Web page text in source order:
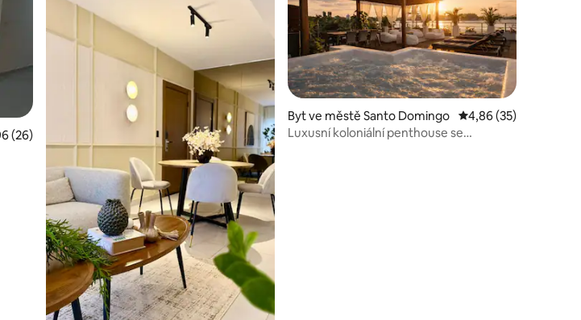
hodnocení 4,96 z 5, 26 hodnocení
(26)
Byt ve městě Santo Domingo Průměrné hodnocení
4,86 (35)
Luxusní koloniální penthouse se